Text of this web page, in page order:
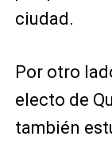
ciudad.
Por otro
electo de
también